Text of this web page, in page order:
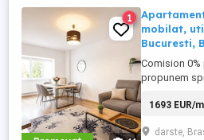
1
mobilat,
Bucuresti,
Comision 0%
propunem
integral,
curat si in
1693 EUR/m
darste,